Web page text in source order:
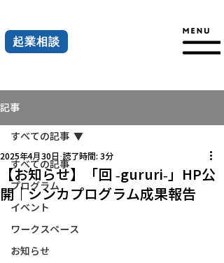
起業相談
記事
すべての記事
プログラム
イベント
ワークスペース
お知らせ
すべての記事
【お知らせ】「回 -gururi-」HP公
開｜シンカプログラム成果報告
2025年4月30日 読了時間: 3分